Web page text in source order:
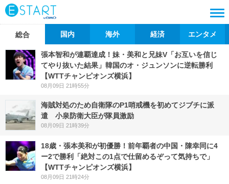
総合 国内 海外 経済 エンタメ
張本智和が連覇達成！妹・美和と兄妹V「お互いを信じ
てやり抜いた結果」韓国のオ・ジュンソンに逆転勝利
【WTTチャンピオンズ横浜】
08月09日 21時55分
海賊対処のため自衛隊のP1哨戒機を初めてジブチに派
遣 小泉防衛大臣が隊員激励
08月09日 21時39分
18歳・張本美和が初優勝！前年覇者の中国・陳幸同に4
ー2で勝利「絶対この1点で仕留めるぞって気持ちで」
【WTTチャンピオンズ横浜】
08月09日 21時24分